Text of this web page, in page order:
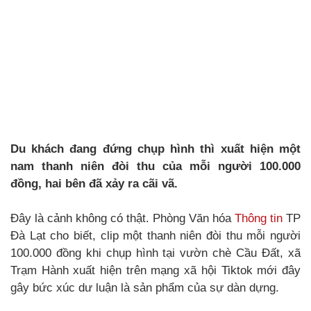
Du khách đang đứng chụp hình thì xuất hiện một
nam thanh niên đòi thu của mỗi người 100.000
đồng, hai bên đã xảy ra cãi vã.
Đây là cảnh không có thật. Phòng Văn hóa Thông tin TP
Đà Lạt cho biết, clip một thanh niên đòi thu mỗi người
100.000 đồng khi chụp hình tại vườn chè Cầu Đất, xã
Trạm Hành xuất hiện trên mạng xã hội Tiktok mới đây
gây bức xúc dư luận là sản phẩm của sự dàn dựng.